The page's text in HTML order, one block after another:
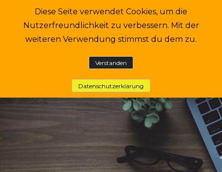
hh
Eine andere WordPress-Site.
Diese Seite verwendet Cookies, um die
Nutzerfreundlichkeit zu verbessern. Mit der
weiteren Verwendung stimmst du dem zu.
Verstanden
Datenschutzerklärung